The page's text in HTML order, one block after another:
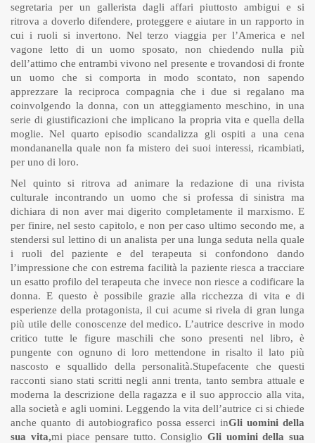
segretaria per un gallerista dagli affari piuttosto ambigui e si
ritrova a doverlo difendere, proteggere e aiutare in un rapporto in
cui i ruoli si invertono. Nel terzo viaggia per l’America e nel
vagone letto di un uomo sposato, non chiedendo nulla più
dell’attimo che entrambi vivono nel presente e trovandosi di fronte
un uomo che si comporta in modo scontato, non sapendo
apprezzare la reciproca compagnia che i due si regalano ma
coinvolgendo la donna, con un atteggiamento meschino, in una
serie di giustificazioni che implicano la propria vita e quella della
moglie. Nel quarto episodio scandalizza gli ospiti a una cena
mondananella quale non fa mistero dei suoi interessi, ricambiati,
per uno di loro.
Nel quinto si ritrova ad animare la redazione di una rivista
culturale incontrando un uomo che si professa di sinistra ma
dichiara di non aver mai digerito completamente il marxismo. E
per finire, nel sesto capitolo, e non per caso ultimo secondo me, a
stendersi sul lettino di un analista per una lunga seduta nella quale
i ruoli del paziente e del terapeuta si confondono dando
l’impressione che con estrema facilità la paziente riesca a tracciare
un esatto profilo del terapeuta che invece non riesce a codificare la
donna. E questo è possibile grazie alla ricchezza di vita e di
esperienze della protagonista, il cui acume si rivela di gran lunga
più utile delle conoscenze del medico. L’autrice descrive in modo
critico tutte le figure maschili che sono presenti nel libro, è
pungente con ognuno di loro mettendone in risalto il lato più
nascosto e squallido della personalità.Stupefacente che questi
racconti siano stati scritti negli anni trenta, tanto sembra attuale e
moderna la descrizione della ragazza e il suo approccio alla vita,
alla società e agli uomini. Leggendo la vita dell’autrice ci si chiede
anche quanto di autobiografico possa esserci inGli uomini della
sua vita,mi piace pensare tutto. ConsiglioGli uomini della sua